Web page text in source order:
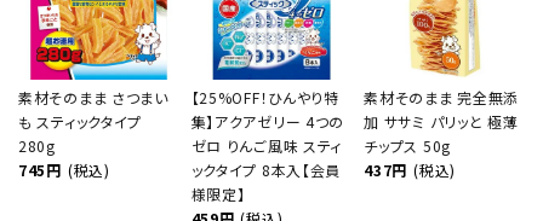
素材そのまま さつまい
も スティックタイプ
280g
745円 (税込)
【25%OFF！ひんやり特
集】アクアゼリー 4つの
ゼロ りんご風味 スティ
ックタイプ 8本入【会員
様限定】
素材そのまま 完全無添
加 ササミ パリッと 極薄
チップス 50g
437円 (税込)